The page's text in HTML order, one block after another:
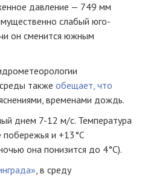
давление — 749 мм
слабый юго-
он сменится южным
также обещает, что
временами дождь.
днем 7-12 м/с. Температура
побережья и +13°С
она понизится до 4°С).
, в среду